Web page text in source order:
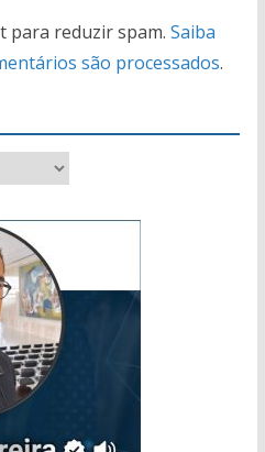
para reduzir spam. Saiba
são processados.